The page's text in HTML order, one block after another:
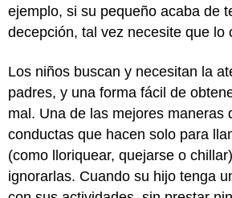
ejemplo, si su pequeño acaba de
decepción, tal vez necesite que lo
Los niños buscan y necesitan la
padres, y una forma fácil de
mal. Una de las mejores maneras
conductas que hacen solo para
(como lloriquear, quejarse o
ignorarlas. Cuando su hijo tenga